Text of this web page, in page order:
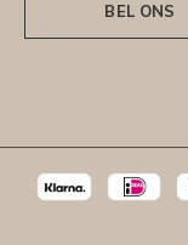
BEL ONS